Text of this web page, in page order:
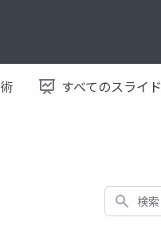
すべてのスライド
検索